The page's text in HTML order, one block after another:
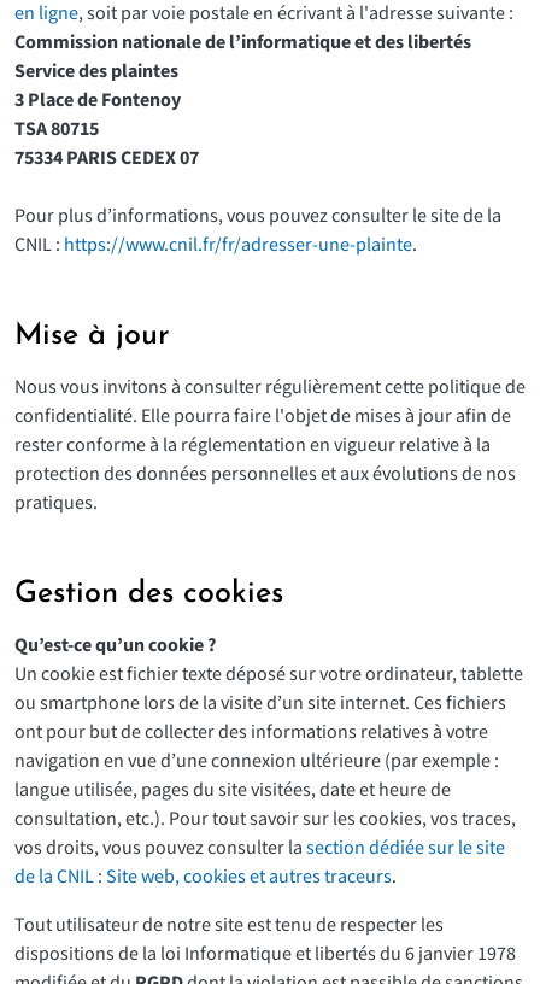
en ligne, soit par voie postale en écrivant à l'adresse suivante :
Commission nationale de l’informatique et des libertés
Service des plaintes
3 Place de Fontenoy
TSA 80715
75334 PARIS CEDEX 07
Pour plus d’informations, vous pouvez consulter le site de la
CNIL : https://www.cnil.fr/fr/adresser-une-plainte.
Mise à jour
Nous vous invitons à consulter régulièrement cette politique de
confidentialité. Elle pourra faire l'objet de mises à jour afin de
rester conforme à la réglementation en vigueur relative à la
protection des données personnelles et aux évolutions de nos
pratiques.
Gestion des cookies
Qu’est-ce qu’un cookie ?
Un cookie est fichier texte déposé sur votre ordinateur, tablette
ou smartphone lors de la visite d’un site internet. Ces fichiers
ont pour but de collecter des informations relatives à votre
navigation en vue d’une connexion ultérieure (par exemple :
langue utilisée, pages du site visitées, date et heure de
consultation, etc.). Pour tout savoir sur les cookies, vos traces,
vos droits, vous pouvez consulter lasection dédiée sur le site
de la CNIL:Site web, cookies et autres traceurs.
Tout utilisateur de notre site est tenu de respecter les
dispositions de la loi Informatique et libertés du 6 janvier 1978